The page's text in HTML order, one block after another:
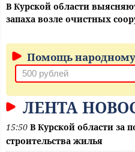
В Курской области
запаха возле очистных
Помощь
ЛЕНТА
15:50 В Курской области за
строительства жилья